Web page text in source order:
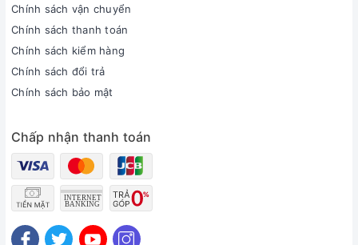
Chính sách vận chuyển
Chính sách thanh toán
Chính sách kiểm hàng
Chính sách đổi trả
Chính sách bảo mật
Chấp nhận thanh toán